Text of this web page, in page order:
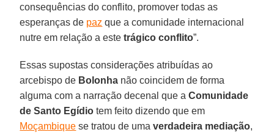
consequências do conflito, promover todas as
esperanças de paz que a comunidade internacional
nutre em relação a estetrágico conflito”.
Essas supostas considerações atribuídas ao
arcebispo de Bolonha não coincidem de forma
alguma com a narração decenal que aComunidade
de Santo Egídio tem feito dizendo que em
Moçambique se tratou de umaverdadeira mediação,